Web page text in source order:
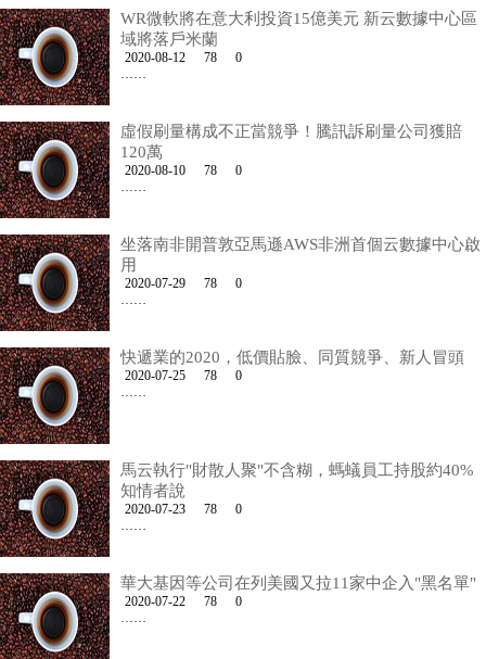
WR微軟將在意大利投資15億美元 新云數據中心區
域將落戶米蘭
2020-08-12 78
0
……
虛假刷量構成不正當競爭！騰訊訴刷量公司獲賠
120萬
2020-08-10 78
0
……
坐落南非開普敦亞馬遜AWS非洲首個云數據中心啟
用
2020-07-29 78
0
……
快遞業的2020，低價貼臉、同質競爭、新人冒頭
2020-07-25 78
0
……
馬云執行"財散人聚"不含糊，螞蟻員工持股約40%
知情者說
2020-07-23 78
0
……
華大基因等公司在列美國又拉11家中企入"黑名單"
2020-07-22 78
0
……